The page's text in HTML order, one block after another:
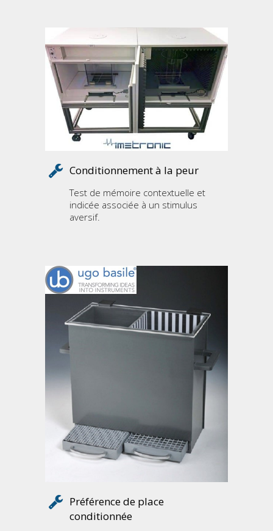
Conditionnement à la peur
Test de mémoire contextuelle et
indicée associée à un stimulus
aversif.
Préférence de place
conditionnée